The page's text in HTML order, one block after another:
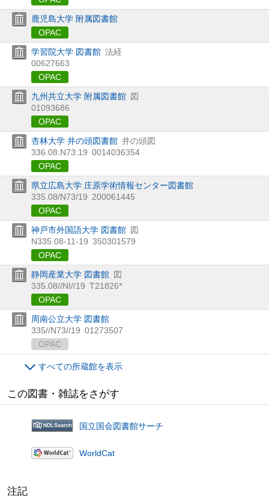
鹿児島大学 附属図書館
OPAC
学習院大学 図書館 法経
00627663
OPAC
九州共立大学 附属図書館 図
01093686
OPAC
杏林大学 井の頭図書館 井の頭図
336.08:N73:19 0014036354
OPAC
県立広島大学 庄原学術情報センター図書館
335.08/N73/19 200061445
OPAC
神戸市外国語大学 図書館 図
N335.08-11-19 350301579
OPAC
静岡産業大学 図書館 図
335.08//NI//19 T21826*
OPAC
周南公立大学 図書館
335//N73//19 01273507
OPAC
すべての所蔵館を表示
この図書・雑誌をさがす
国立国会図書館サーチ
WorldCat
注記